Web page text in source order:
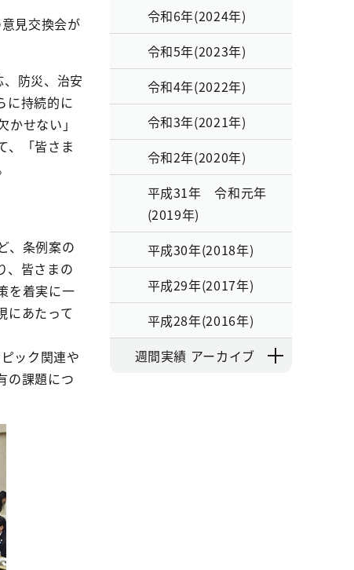
見交換会が
防災、治安
に持続的に
せない」
、「皆さま
、条例案の
、皆さまの
を着実に一
にあたって
ック関連や
の課題につ
令和6年(2024年)
令和5年(2023年)
令和4年(2022年)
令和3年(2021年)
令和2年(2020年)
平成31年 令和元年
(2019年)
平成30年(2018年)
平成29年(2017年)
平成28年(2016年)
週間実績 アーカイブ